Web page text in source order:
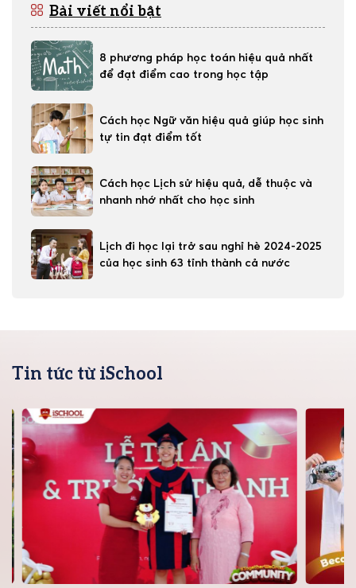
Bài viết nổi bật
8 phương pháp học toán hiệu quả nhất
để đạt điểm cao trong học tập
Cách học Ngữ văn hiệu quả giúp học sinh
tự tin đạt điểm tốt
Cách học Lịch sử hiệu quả, dễ thuộc và
nhanh nhớ nhất cho học sinh
Lịch đi học lại trở sau nghỉ hè 2024-2025
của học sinh 63 tỉnh thành cả nước
Tin tức từ iSchool